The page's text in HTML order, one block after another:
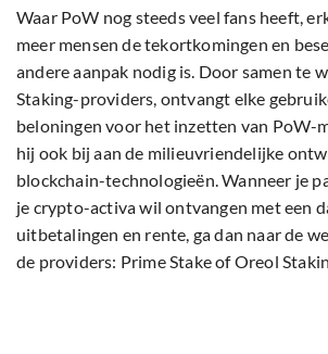
Waar PoW nog steeds veel fans heeft,
meer mensen de tekortkomingen en
andere aanpak nodig is. Door samen te
Staking-providers, ontvangt elke
beloningen voor het inzetten van PoW-
hij ook bij aan de milieuvriendelijke
blockchain-technologieën. Wanneer je
je crypto-activa wil ontvangen met een
uitbetalingen en rente, ga dan naar de
de providers: Prime Stake of Oreol